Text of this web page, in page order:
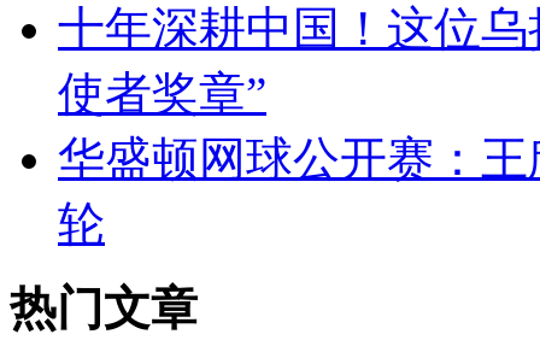
十年深耕中国！这位
使者奖章”
华盛顿网球公开赛：
轮
热门文章